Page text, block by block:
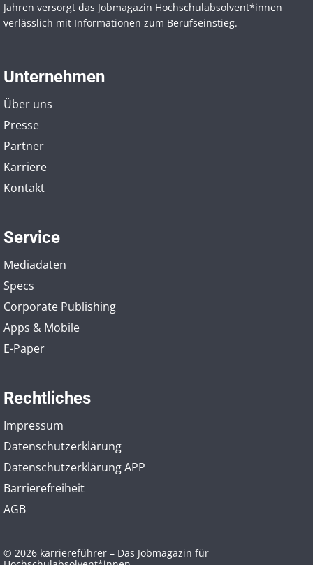
Jahren versorgt das Jobmagazin Hochschul­absolvent*innen
verlässlich mit Informationen zum Berufseinstieg.
Unternehmen
Über uns
Presse
Partner
Karriere
Kontakt
Service
Mediadaten
Specs
Corporate Publishing
Apps & Mobile
E-Paper
Rechtliches
Impressum
Datenschutzerklärung
Datenschutzerklärung APP
Barrierefreiheit
AGB
© 2026 karriereführer – Das Jobmagazin für